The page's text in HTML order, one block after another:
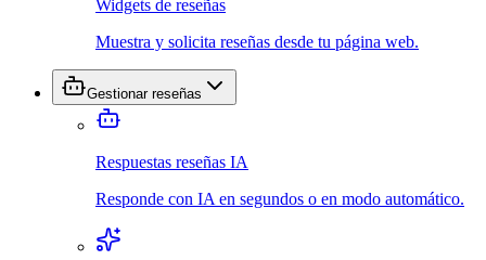
Widgets de reseñas
Muestra y solicita reseñas desde tu página web.
Gestionar reseñas
Respuestas reseñas IA
Responde con IA en segundos o en modo automático.